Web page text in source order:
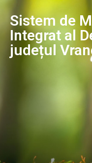
Sistem de
Integrat al
județul